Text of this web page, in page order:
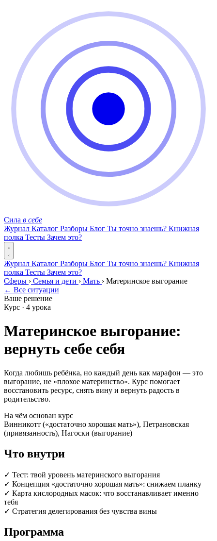
Сила в себе
Журнал Каталог Разборы Блог Ты точно знаешь? Книжная
полка Тесты Зачем это?
Журнал Каталог Разборы Блог Ты точно знаешь? Книжная
полка Тесты Зачем это?
Сферы › Семья и дети › Мать › Материнское выгорание
← Все ситуации
Ваше решение
Курс · 4 урока
Материнское выгорание:
вернуть себе себя
Когда любишь ребёнка, но каждый день как марафон — это
выгорание, не «плохое материнство». Курс помогает
восстановить ресурс, снять вину и вернуть радость в
родительство.
На чём основан курс
Винникотт («достаточно хорошая мать»), Петрановская
(привязанность), Нагоски (выгорание)
Что внутри
✓ Тест: твой уровень материнского выгорания
✓ Концепция «достаточно хорошая мать»: снижаем планку
✓ Карта кислородных масок: что восстанавливает именно
тебя
✓ Стратегия делегирования без чувства вины
Программа